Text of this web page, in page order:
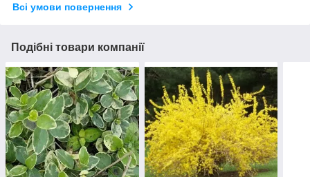
Всі умови повернення
Подібні товари компанії